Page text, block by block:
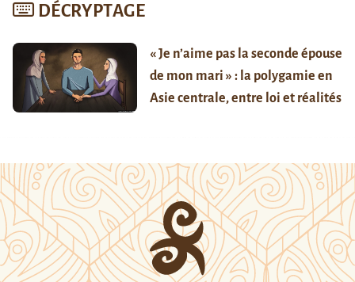
DÉCRYPTAGE
« Je n’aime pas la seconde épouse
de mon mari » : la polygamie en
Asie centrale, entre loi et réalités